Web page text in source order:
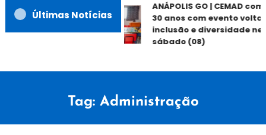
Últimas Notícias
ANÁPOLIS GO | CEMAD
30 anos com evento
inclusão e diversidade
sábado (08)
Tag: Administração